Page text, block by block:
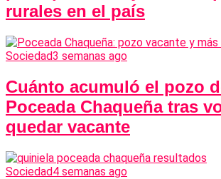
rurales en el país
Sociedad3 semanas ago
Cuánto acumuló el pozo
Poceada Chaqueña tras
quedar vacante
Sociedad4 semanas ago